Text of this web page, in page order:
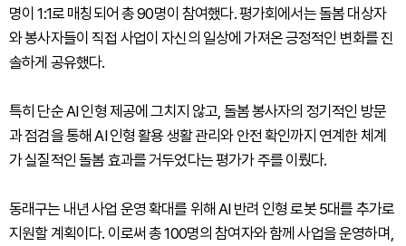
명이 1:1로 매칭되어 총 90명이 참여했다. 평가회에서는 돌봄 대상자
와 봉사자들이 직접 사업이 자신의 일상에 가져온 긍정적인 변화를 진
솔하게 공유했다.
특히 단순 AI 인형 제공에 그치지 않고, 돌봄 봉사자의 정기적인 방문
과 점검을 통해 AI 인형 활용 생활 관리와 안전 확인까지 연계한 체계
가 실질적인 돌봄 효과를 거두었다는 평가가 주를 이뤘다.
동래구는 내년 사업 운영 확대를 위해 AI 반려 인형 로봇 5대를 추가로
지원할 계획이다. 이로써 총 100명의 참여자와 함께 사업을 운영하며,